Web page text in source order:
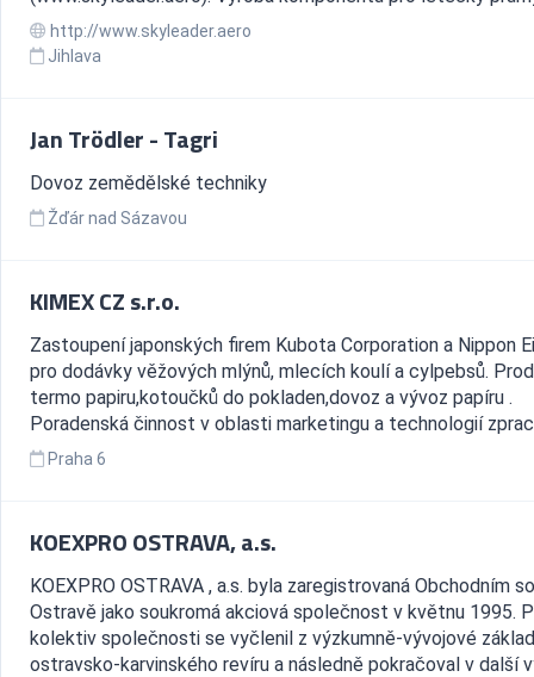
http://www.skyleader.aero
Jihlava
Jan Trödler - Tagri
Dovoz zemědělské techniky
Žďár nad Sázavou
KIMEX CZ s.r.o.
Zastoupení japonských firem Kubota Corporation a Nippon
pro dodávky věžových mlýnů, mlecích koulí a cylpebsů.
termo papiru,kotoučků do pokladen,dovoz a vývoz papíru .
Poradenská činnost v oblasti marketingu a technologií
Praha 6
KOEXPRO OSTRAVA, a.s.
KOEXPRO OSTRAVA , a.s. byla zaregistrovaná Obchodním
Ostravě jako soukromá akciová společnost v květnu 1995.
kolektiv společnosti se vyčlenil z výzkumně-vývojové
ostravsko-karvinského revíru a následně pokračoval v další